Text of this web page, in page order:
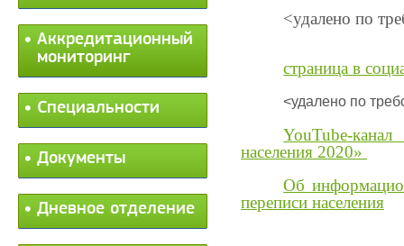
Аккредитационный
мониторинг
Специальности
Документы
Дневное отделение
<удалено по
страница в
<удалено по
YouTube-
населения 2020»
Об
переписи населения